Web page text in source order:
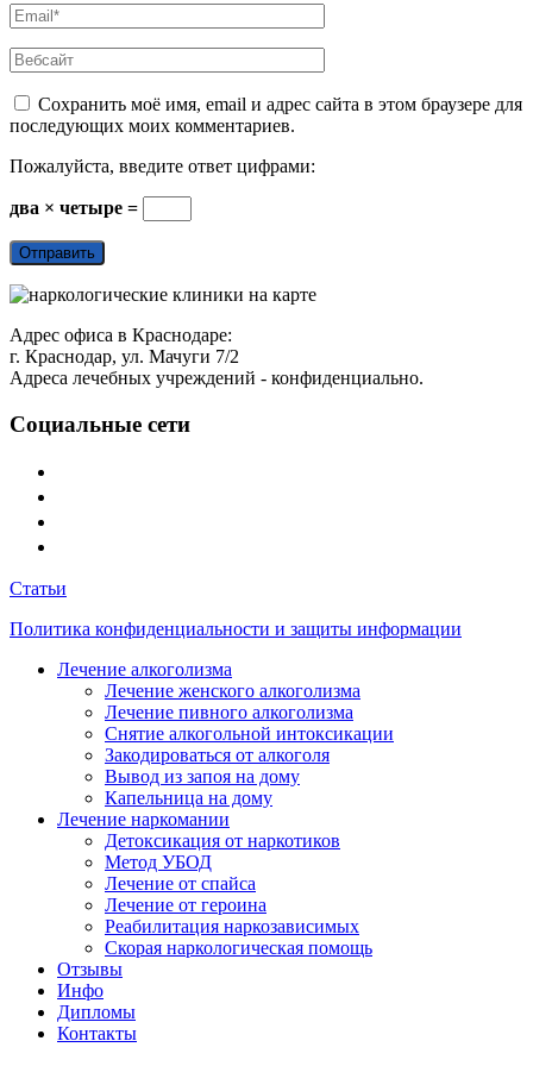
Сохранить моё имя, email и адрес сайта в этом браузере для
последующих моих комментариев.
Пожалуйста, введите ответ цифрами:
два × четыре =
Адрес офиса в Краснодаре:
г. Краснодар, ул. Мачуги 7/2
Адреса лечебных учреждений - конфиденциально.
Социальные сети
Статьи
Политика конфиденциальности и защиты информации
Лечение алкоголизма
Лечение женского алкоголизма
Лечение пивного алкоголизма
Снятие алкогольной интоксикации
Закодироваться от алкоголя
Вывод из запоя на дому
Капельница на дому
Лечение наркомании
Детоксикация от наркотиков
Метод УБОД
Лечение от спайса
Лечение от героина
Реабилитация наркозависимых
Скорая наркологическая помощь
Отзывы
Инфо
Дипломы
Контакты